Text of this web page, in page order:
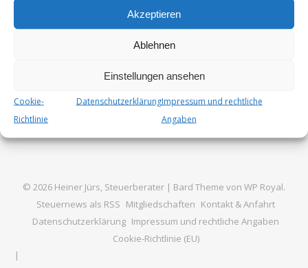
Akzeptieren
Ablehnen
Einstellungen ansehen
Cookie-
Richtlinie
DatenschutzerklärungImpressum und rechtliche
Angaben
VonSteuer_Admin 2. Juli 2024
© 2026 Heiner Jürs, Steuerberater | Bard Theme von WP Royal.
Steuernews als RSS Mitgliedschaften Kontakt & Anfahrt
Datenschutzerklärung Impressum und rechtliche Angaben
Cookie-Richtlinie (EU)